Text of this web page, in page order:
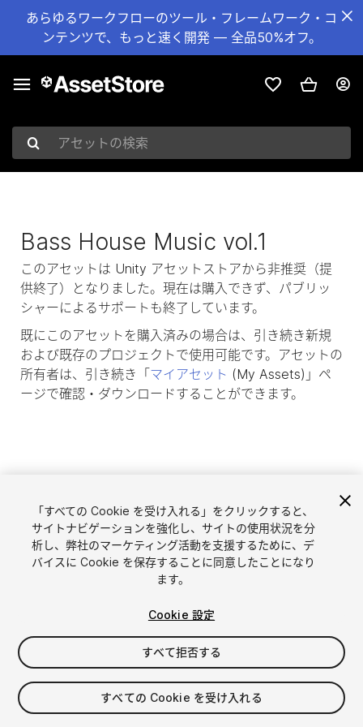
あらゆるワークフローのツール・フレームワーク・コ
ンテンツで、もっと速く開発 — 全品50%オフ。
アセットの検索
Bass House Music vol.1
このアセットは Unity アセットストアから非推奨（提
供終了）となりました。現在は購入できず、パブリッ
シャーによるサポートも終了しています。
既にこのアセットを購入済みの場合は、引き続き新規
および既存のプロジェクトで使用可能です。アセットの
所有者は、引き続き「 マイアセット (My Assets)」ペ
ージで確認・ダウンロードすることができます。
简体中文
한국어
日本語
販売審査ガイドライン
Asset Store Tools
パブリッシャー管理画面
よくあるご質問
「すべての Cookie を受け入れる」をクリックすると、
サイトナビゲーションを強化し、サイトの使用状況を分
析し、弊社のマーケティング活動を支援するために、デ
バイスに Cookie を保存することに同意したことになり
ます。
Cookie 設定
すべて拒否する
すべての Cookie を受け入れる